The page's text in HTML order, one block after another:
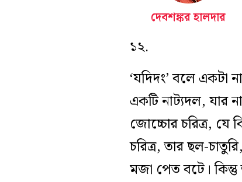
দেবশঙ্কর হালদার
১২.
‘যদিদং’ বলে
একটি নাট্যদল, যার
জোচ্চোর চরিত্র, যে
চরিত্র, তার ছল-
মজা পেত বটে।